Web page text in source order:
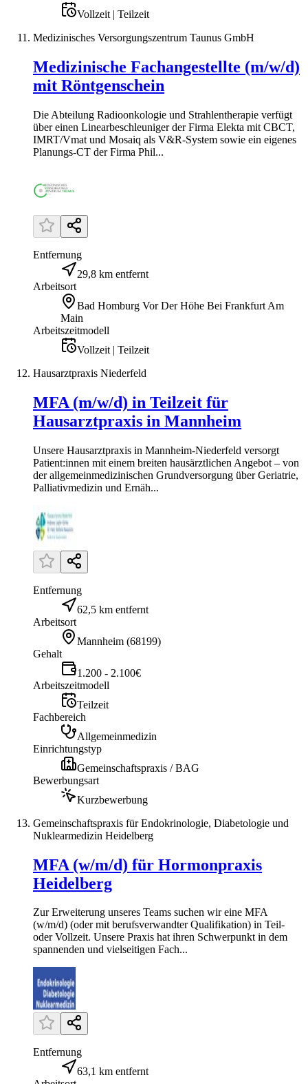
Vollzeit | Teilzeit
Medizinisches Versorgungszentrum Taunus GmbH
Medizinische Fachangestellte (m/w/d)
mit Röntgenschein
Die Abteilung Radioonkologie und Strahlentherapie verfügt
über einen Linearbeschleuniger der Firma Elekta mit CBCT,
IMRT/Vmat und Mosaiq als V&R-System sowie ein eigenes
Planungs-CT der Firma Phil...
Entfernung
29,8 km entfernt
Arbeitsort
Bad Homburg Vor Der Höhe Bei Frankfurt Am
Main
Arbeitszeitmodell
Vollzeit | Teilzeit
Hausarztpraxis Niederfeld
MFA (m/w/d) in Teilzeit für
Hausarztpraxis in Mannheim
Unsere Hausarztpraxis in Mannheim-Niederfeld versorgt
Patient:innen mit einem breiten hausärztlichen Angebot – von
der allgemeinmedizinischen Grundversorgung über Geriatrie,
Palliativmedizin und Ernäh...
Entfernung
62,5 km entfernt
Arbeitsort
Mannheim (68199)
Gehalt
1.200 - 2.100€
Arbeitszeitmodell
Teilzeit
Fachbereich
Allgemeinmedizin
Einrichtungstyp
Gemeinschaftspraxis / BAG
Bewerbungsart
Kurzbewerbung
Gemeinschaftspraxis für Endokrinologie, Diabetologie und
Nuklearmedizin Heidelberg
MFA (w/m/d) für Hormonpraxis
Heidelberg
Zur Erweiterung unseres Teams suchen wir eine MFA
(w/m/d) (oder mit berufsverwandter Qualifikation) in Teil-
oder Vollzeit. Unsere Praxis hat ihren Schwerpunkt in dem
spannenden und vielseitigen Fach...
Entfernung
63,1 km entfernt